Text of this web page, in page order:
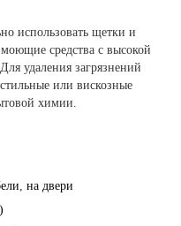
использовать щетки и
средства с высокой
удаления загрязнений
или вискозные
химии.
, на двери